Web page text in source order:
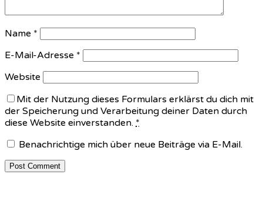
Name *
E-Mail-Adresse *
Website
Mit der Nutzung dieses Formulars erklärst du dich mit
der Speicherung und Verarbeitung deiner Daten durch
diese Website einverstanden. *
Benachrichtige mich über neue Beiträge via E-Mail.